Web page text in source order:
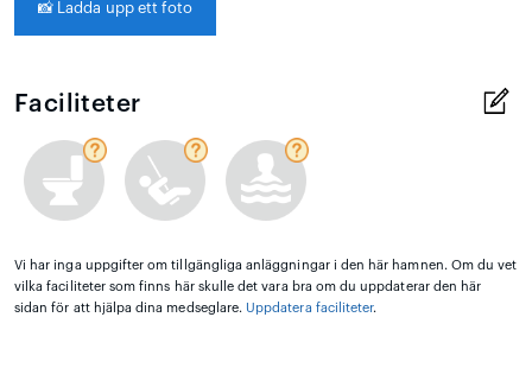
📸 Ladda upp ett foto
Faciliteter
Vi har inga uppgifter om tillgängliga anläggningar i den här hamnen. Om du vet
vilka faciliteter som finns här skulle det vara bra om du uppdaterar den här
sidan för att hjälpa dina medseglare. Uppdatera faciliteter.